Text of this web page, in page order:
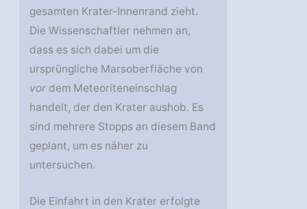
gesamten Krater-Innenrand zieht.
Die Wissenschaftler nehmen an,
dass es sich dabei um die
ursprüngliche Marsoberfläche von
vor dem Meteoriteneinschlag
handelt, der den Krater aushob. Es
sind mehrere Stopps an diesem Band
geplant, um es näher zu
untersuchen.
Die Einfahrt in den Krater erfolgte